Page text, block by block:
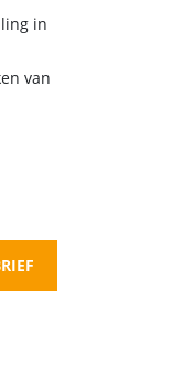
in
van